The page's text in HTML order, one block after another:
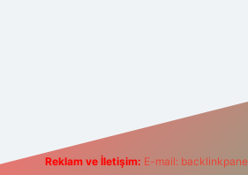
Reklam ve İletişim: E-mail: